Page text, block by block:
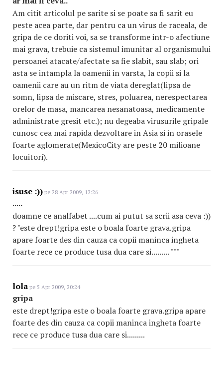
Am citit articolul pe sarite si se poate sa fi sarit eu
peste acea parte, dar pentru ca un virus de raceala, de
gripa de ce doriti voi, sa se transforme intr-o afectiune
mai grava, trebuie ca sistemul imunitar al organismului
persoanei atacate/afectate sa fie slabit, sau slab; ori
asta se intampla la oamenii in varsta, la copii si la
oamenii care au un ritm de viata dereglat(lipsa de
somn, lipsa de miscare, stres, poluarea, nerespectarea
orelor de masa, mancarea nesanatoasa, medicamente
administrate gresit etc.); nu degeaba virusurile gripale
cunosc cea mai rapida dezvoltare in Asia si in orasele
foarte aglomerate(MexicoCity are peste 20 milioane
locuitori).
isuse :)) pe 28 Apr 2009, 12:26
.....
doamne ce analfabet ....cum ai putut sa scrii asa ceva :))
? "este drept!gripa este o boala foarte grava.gripa
apare foarte des din cauza ca copii maninca ingheta
foarte rece ce produce tusa dua care si......... """
lola pe 5 Apr 2009, 20:24
gripa
este drept!gripa este o boala foarte grava.gripa apare
foarte des din cauza ca copii maninca ingheta foarte
rece ce produce tusa dua care si.........